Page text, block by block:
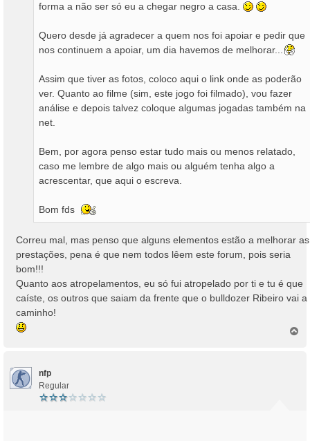
forma a não ser só eu a chegar negro a casa.
Quero desde já agradecer a quem nos foi apoiar e pedir que
nos continuem a apoiar, um dia havemos de melhorar...
Assim que tiver as fotos, coloco aqui o link onde as poderão
ver. Quanto ao filme (sim, este jogo foi filmado), vou fazer
análise e depois talvez coloque algumas jogadas também na
net.
Bem, por agora penso estar tudo mais ou menos relatado,
caso me lembre de algo mais ou alguém tenha algo a
acrescentar, que aqui o escreva.
Bom fds
Correu mal, mas penso que alguns elementos estão a melhorar as
prestações, pena é que nem todos lêem este forum, pois seria
bom!!!
Quanto aos atropelamentos, eu só fui atropelado por ti e tu é que
caíste, os outros que saiam da frente que o bulldozer Ribeiro vai a
caminho!
nfp
Regular